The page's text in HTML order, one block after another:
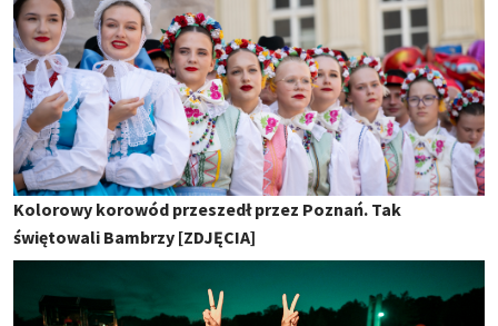
Kolorowy korowód przeszedł przez Poznań. Tak
świętowali Bambrzy [ZDJĘCIA]